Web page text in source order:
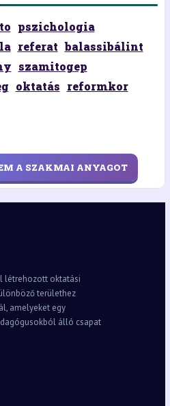
pszichologia
referat balassibálint
szamitogep
oktatás reformkor
A SZAKMAI ANYAGOT
létrehozott oktatási
területhez
amelyeket egy
álló csapat